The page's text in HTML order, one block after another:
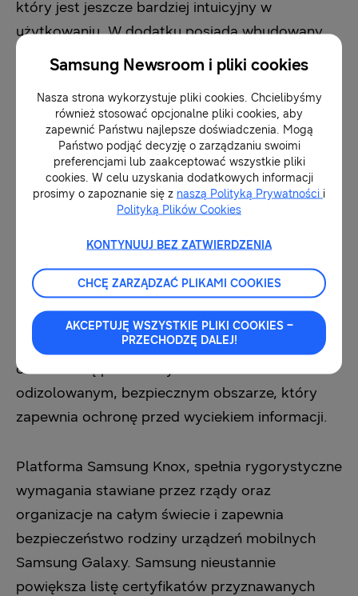
który jest jeszcze bardziej intuicyjny w
użytkowaniu. W dodatku posiada wbudowany
Hub IoT, dzięki któremu domowy ekosystem
połączonych urządzeń można zbudować bez
dodatkowych modułów zewnętrznych.
Wygoda i bezpieczeństwo to jedne z
wyróżników telewizorów Samsung Smart TV.
Bazują one na bezpiecznym systemie
rozwiązaniemSamsung Knox. Składa się on z
wielu warstw zabezpieczeń, które chronią dane
przed złośliwym oprogramowaniem i
zagrożeniami. Wysoce wrażliwe informacje,
takie jak dane biometryczne, kody PIN lub dane
osobowe są przechowywane w całkowicie
odizolowanym, bezpiecznym obszarze, który
zapewnia ochronę przed wyciekiem informacji.
Platforma Samsung Knox, spełnia rygorystyczne
wymagania stawiane przez rządy oraz
organizacje na całym świecie i zapewnia
bezpieczeństwo rodziny urządzeń mobilnych
Samsung Galaxy. Samsung nieustannie
powiększa listę certyfikatów przyznawanych
Samsung Newsroom i pliki cookies
Nasza strona wykorzystuje pliki cookies. Chcielibyśmy
również stosować opcjonalne pliki cookies, aby
zapewnić Państwu najlepsze doświadczenia. Mogą
Państwo podjąć decyzję o zarządzaniu swoimi
preferencjami lub zaakceptować wszystkie pliki
cookies. W celu uzyskania dodatkowych informacji
prosimy o zapoznanie się z naszą Polityką Prywatności i
Polityką Plików Cookies
KONTYNUUJ BEZ ZATWIERDZENIA
CHCĘ ZARZĄDZAĆ PLIKAMI COOKIES
AKCEPTUJĘ WSZYSTKIE PLIKI COOKIES –
PRZECHODZĘ DALEJ!